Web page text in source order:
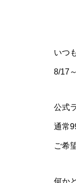
いつ
8/17
公式
通常
ご希
何か